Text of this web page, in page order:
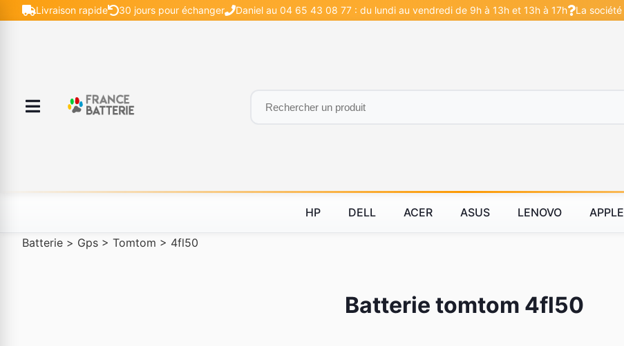
Livraison rapide 30 jours pour échanger Daniel au 04 65 43 08 77 : du lundi au vendredi de 9h à 13h et 13h à 17h La société
HP DELL ACER ASUS LENOVO APPLE
Batterie > Gps > Tomtom > 4fl50
Batterie tomtom 4fl50